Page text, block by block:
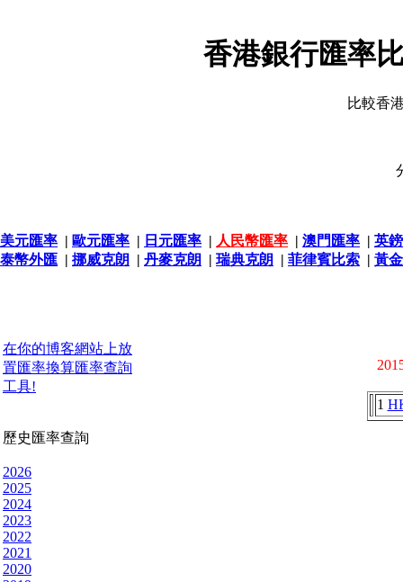
香港銀行匯率
比較香
美元匯率 | 歐元匯率 | 日元匯率 | 人民幣匯率 | 澳門匯率 | 英
泰幣外匯 | 挪威克朗 | 丹麥克朗 | 瑞典克朗 | 菲律賓比索 | 黃
在你的博客網站上放
置匯率換算匯率查詢
工具!
歷史匯率查詢
2026
2025
2024
2023
2022
2021
2020
1